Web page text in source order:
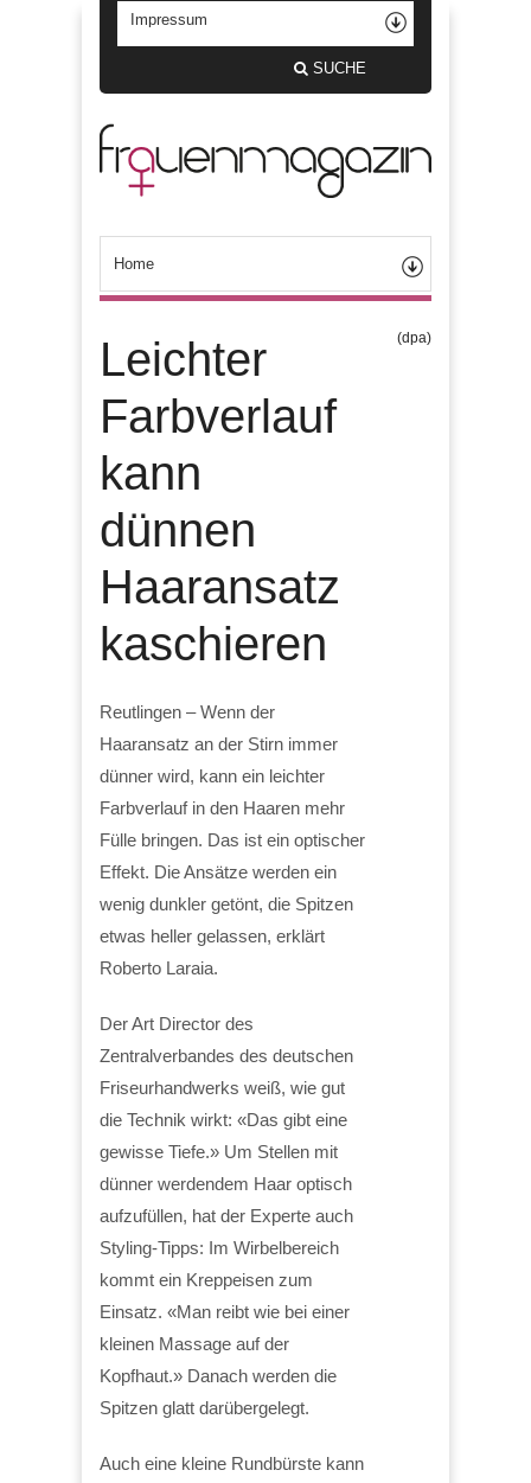
SUCHE
Leichter
Farbverlauf
kann
dünnen
Haaransatz
kaschieren
(dpa)
Reutlingen – Wenn der
Haaransatz an der Stirn immer
dünner wird, kann ein leichter
Farbverlauf in den Haaren mehr
Fülle bringen. Das ist ein optischer
Effekt. Die Ansätze werden ein
wenig dunkler getönt, die Spitzen
etwas heller gelassen, erklärt
Roberto Laraia.
Der Art Director des
Zentralverbandes des deutschen
Friseurhandwerks weiß, wie gut
die Technik wirkt: «Das gibt eine
gewisse Tiefe.» Um Stellen mit
dünner werdendem Haar optisch
aufzufüllen, hat der Experte auch
Styling-Tipps: Im Wirbelbereich
kommt ein Kreppeisen zum
Einsatz. «Man reibt wie bei einer
kleinen Massage auf der
Kopfhaut.» Danach werden die
Spitzen glatt darübergelegt.
Auch eine kleine Rundbürste kann